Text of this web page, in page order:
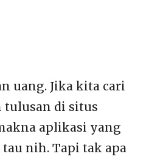
uang. Jika kita cari
tulusan di situs
aplikasi yang
nih. Tapi tak apa